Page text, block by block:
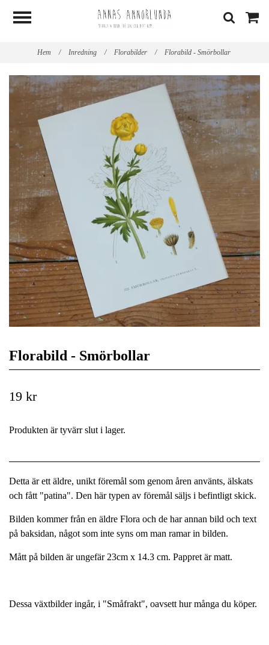
Hem / Inredning / Florabilder / Florabild - Smörbollar
Florabild - Smörbollar
19 kr
Produkten är tyvärr slut i lager.
Detta är ett äldre, unikt föremål som genom åren använts, älskats
och fått "patina". Den här typen av föremål säljs i befintligt skick.
Bilden kommer från en äldre Flora och de har annan bild och text
på baksidan, något som inte syns om man ramar in bilden.
Mått på bilden är ungefär 23cm x 14.3 cm. Pappret är matt.
Dessa växtbilder ingår, i "Småfrakt", oavsett hur många du köper.